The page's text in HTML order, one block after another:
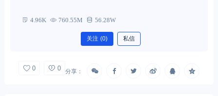
4.96K 760.55M 56.28W
关注 (0) 私信
0 0 分享：